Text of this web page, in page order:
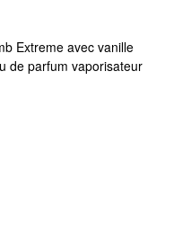
Extreme avec vanille
de parfum vaporisateur